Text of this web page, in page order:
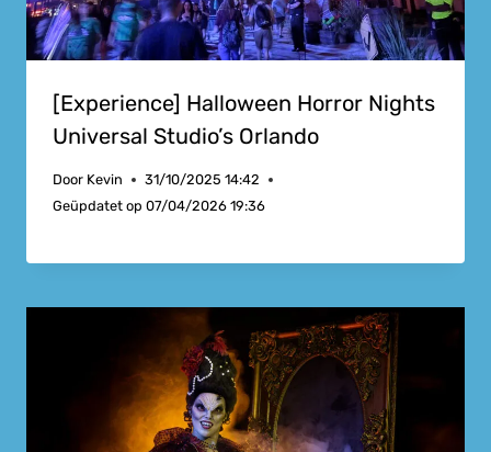
[Experience] Halloween Horror Nights
Universal Studio’s Orlando
Door Kevin
31/10/2025 14:42
Geüpdatet op 07/04/2026 19:36